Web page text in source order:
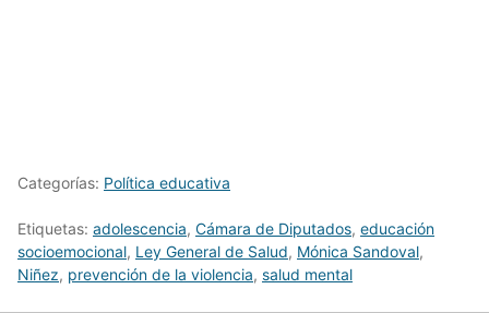
Categorías: Política educativa
Etiquetas: adolescencia, Cámara de Diputados, educación
socioemocional, Ley General de Salud, Mónica Sandoval,
Niñez, prevención de la violencia, salud mental